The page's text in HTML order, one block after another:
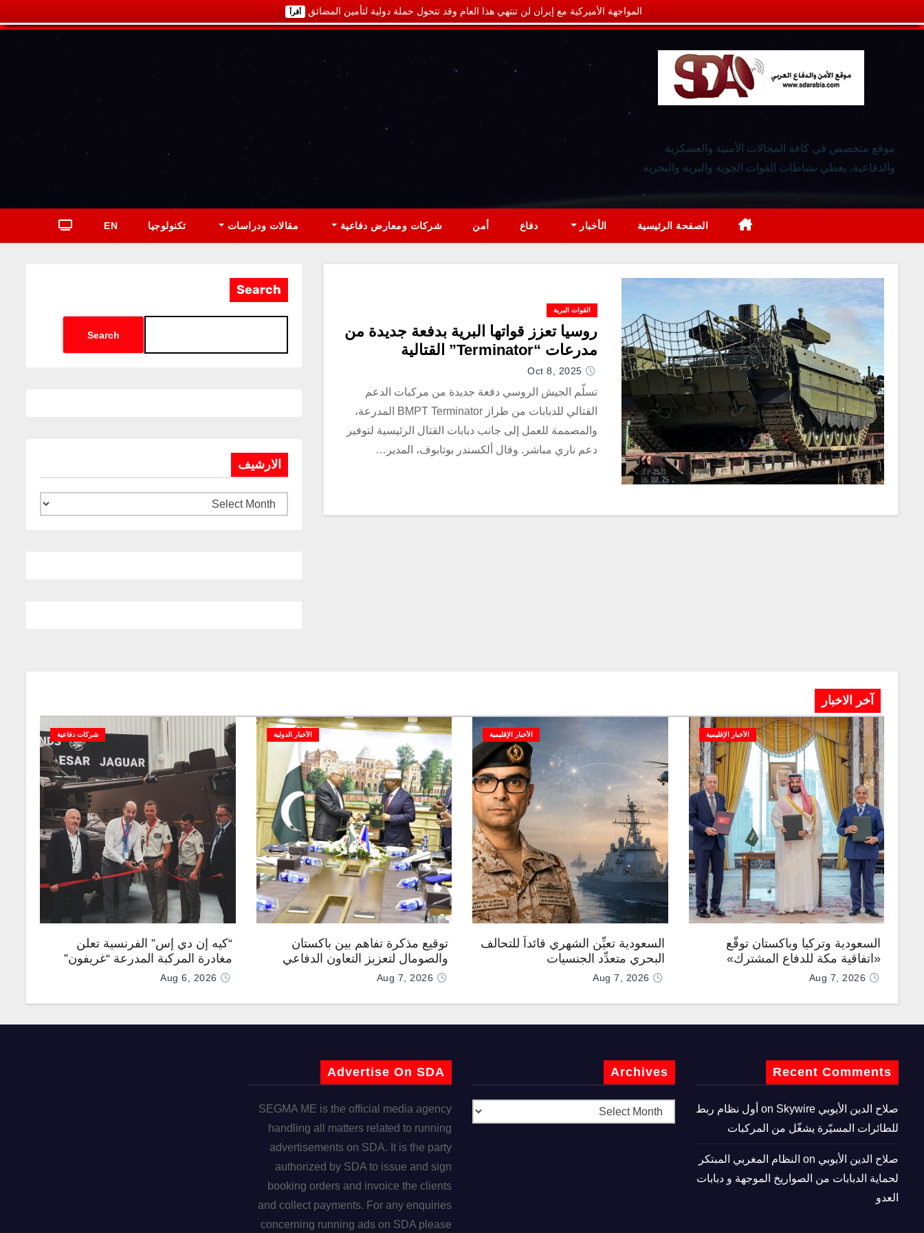
المواجهة الأميركية مع إيران لن تنتهي هذا العام وقد تتحول حملة دولية لتأمين المضائق أقرأ
موقع متخصص في كافة المجالات الأمنية والعسكرية
والدفاعية، يغطي نشاطات القوات الجوية والبرية والبحرية
الصفحة الرئيسية الأخبار دفاع أمن شركات ومعارض دفاعية مقالات ودراسات تكنولوجيا EN
القوات البرية
روسيا تعزز قواتها البرية بدفعة جديدة من
مدرعات “Terminator” القتالية
Oct 8, 2025
تسلّم الجيش الروسي دفعة جديدة من مركبات الدعم
القتالي للدبابات من طراز BMPT Terminator المدرعة،
والمصممة للعمل إلى جانب دبابات القتال الرئيسية لتوفير
دعم ناري مباشر. وقال ألكسندر بوتابوف، المدير…
Search
Search
الارشيف
آخر الاخبار
الأخبار الإقليمية
السعودية وتركيا وباكستان توقّع
«اتفاقية مكة للدفاع المشترك»
Aug 7, 2026
الأخبار الإقليمية
السعودية تعيِّن الشهري قائداً للتحالف
البحري متعدِّد الجنسيات
Aug 7, 2026
الأخبار الدولية
توقيع مذكرة تفاهم بين باكستان
والصومال لتعزيز التعاون الدفاعي
Aug 7, 2026
شركات دفاعية
“كيه إن دي إس” الفرنسية تعلن
مغادرة المركبة المدرعة “غريفون”
رقم 1000 لخط الإنتاجAug 6, 2026
Recent Comments
صلاح الدين الأيوبي
Skywire أول نظام ربط
للطائرات المسيّرة يشغّل من المركبات
صلاح الدين الأيوبي
النظام المغربي المبتكر
لحماية الدبابات من الصواريخ الموجهة و دبابات
العدو
Archives
Advertise On SDA
SEGMA ME is the official media agency
handling all matters related to running
advertisements on SDA. It is the party
authorized by SDA to issue and sign
booking orders and invoice the clients
and collect payments. For any enquiries
concerning running ads on SDA please